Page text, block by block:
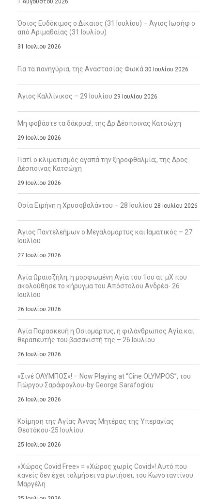
1 Αυγούστου 2026
Όσιος Ευδόκιμος ο Δίκαιος (31 Ιουλίου) – Άγιος Ιωσήφ ο
από Αριμαθαίας (31 Ιουλίου)
31 Ιουλίου 2026
Για τα πανηγύρια, της Αναστασίας Φωκά 30 Ιουλίου 2026
Άγιος Καλλίνικος – 29 Ιουλίου 29 Ιουλίου 2026
Μη φοβάστε τα δάκρυα!, της Δρ Δέσποινας Κατσώχη
29 Ιουλίου 2026
Γιατί ο κλιματισμός αγαπά την ξηροφθαλμία;, της Δρος
Δέσποινας Κατσώχη
29 Ιουλίου 2026
Οσία Ειρήνη η Χρυσοβαλάντου – 28 Ιουλίου 28 Ιουλίου 2026
Άγιος Παντελεήμων ο Μεγαλομάρτυς και Ιαματικός – 27
Ιουλίου
27 Ιουλίου 2026
Αγία Ωραιοζήλη, η μορφωμένη Αγία του 1ου αι. μΧ που
ακολούθησε το κήρυγμα του Απόστολου Ανδρέα- 26
Ιουλίου
26 Ιουλίου 2026
Αγία Παρασκευή η Οσιομάρτυς, η φιλάνθρωπος Αγία και
θεραπευτής του βασανιστή της – 26 Ιουλίου
26 Ιουλίου 2026
«Σινέ ΟΛΥΜΠΟΣ»! – Now Playing at “Cine OLYMPOS”, του
Γιώργου Σαράφογλου-by George Sarafoglou
26 Ιουλίου 2026
Κοίμηση της Αγίας Άννας Μητέρας της Υπεραγίας
Θεοτόκου-25 Ιουλίου
25 Ιουλίου 2026
«Χώρος Covid Free» = «Χώρος χωρίς Covid»! Αυτό που
κανείς δεν έχει τολμήσει να ρωτήσει, του Κωνσταντίνου
Μαργέλη